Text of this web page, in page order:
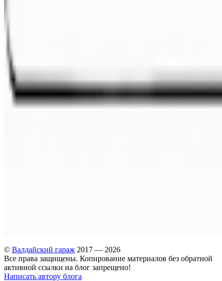
© Валдайский гараж 2017 — 2026
Все права защищены. Копирование материалов без обратной
активной ссылки на блог запрещено!
Написать автору блога